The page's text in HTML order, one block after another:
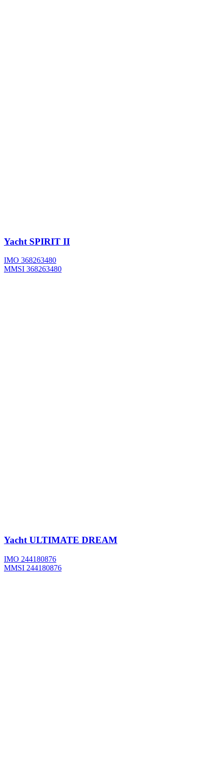
Yacht SPIRIT II
IMO 368263480
MMSI 368263480
Yacht ULTIMATE DREAM
IMO 244180876
MMSI 244180876